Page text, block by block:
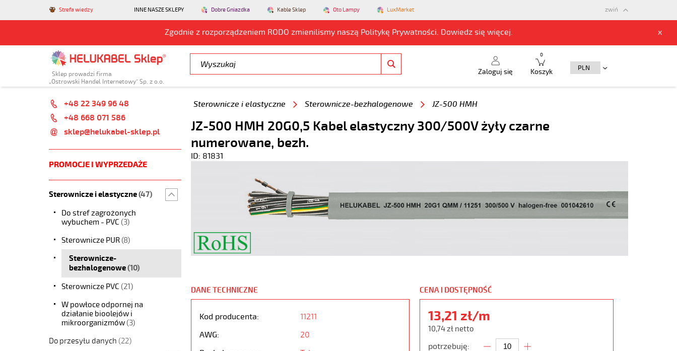
Strefa wiedzy INNE NASZE SKLEPY Dobre Gniazdka Kable Sklep Oto Lampy LuxMarket
Zgodnie z rozporządzeniem RODO zmienilismy naszą Politykę Prywatności. Dowiedz się więcej. x
zwiń
Sklep prowadzi firma
„Ostrowski Handel Internetowy” Sp. z o.o.
Zaloguj się Koszyk
0
+48 22 349 96 48
+48 668 071 586
sklep@helukabel-sklep.pl
PROMOCJE I WYPRZEDAŻE
Sterownicze i elastyczne(47)
Do stref zagrożonych
wybuchem - PVC (3)
Sterownicze PUR(8)
Sterownicze-
bezhalogenowe(10)
Sterownicze PVC (21)
W powłoce odpornej na
działanie bioolejów i
mikroorganizmów(3)
Do przesyłu danych (22)
Sterownicze i elastyczne Sterownicze-bezhalogenowe JZ-500 HMH
JZ-500 HMH 20G0,5 Kabel elastyczny 300/500V żyły czarne
numerowane, bezh.
ID: 81831
DANE TECHNICZNE
Kod producenta:
11211
AWG:
20
CENA I DOSTĘPNOŚĆ
13,21 zł/m
10,74 zł netto
potrzebuję: